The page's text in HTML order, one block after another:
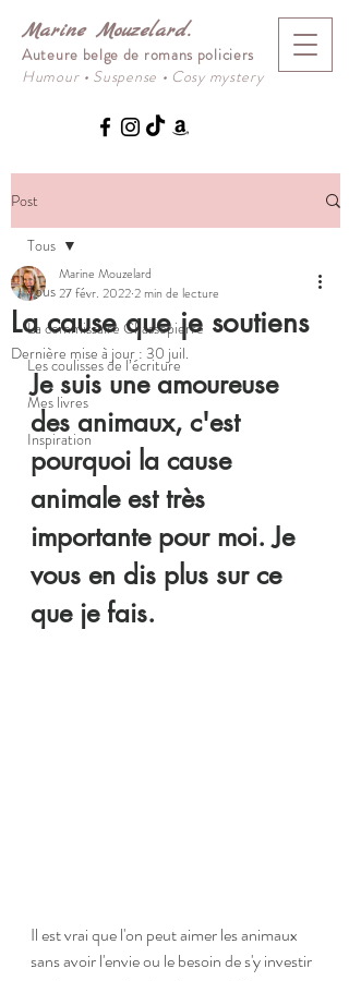
Marine Mouzelard.
Auteure belge de romans policiers
Humour • Suspense • Cosy mystery
Post
Tous
La commissaire Chassepierre
Les coulisses de l’écriture
Mes livres
Inspiration
Tous
La cause que je soutiens
Marine Mouzelard
27 févr. 20222 min de lecture
Dernière mise à jour : 30 juil.
Je suis une amoureuse
des animaux, c'est
pourquoi la cause
animale est très
importante pour moi. Je
vous en dis plus sur ce
que je fais.
Il est vrai que l'on peut aimer les animaux
sans avoir l'envie ou le besoin de s'y investir